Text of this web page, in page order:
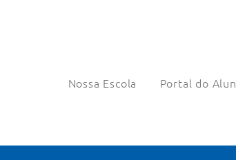
Nossa Escola Portal do